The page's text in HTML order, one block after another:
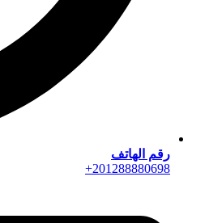
رقم الهاتف
201288880698+